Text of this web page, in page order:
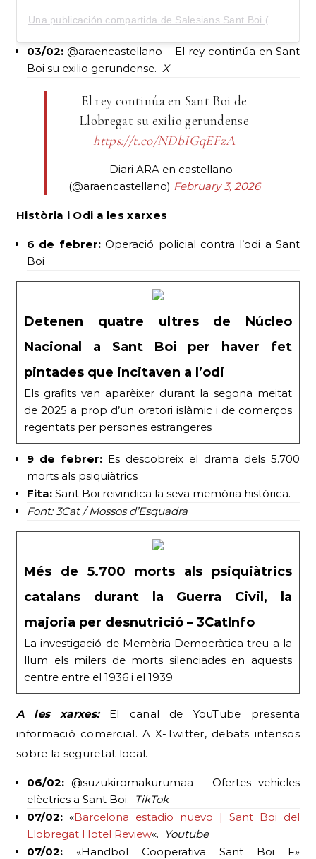
03/02: @araencastellano – El rey continúa en Sant
Boi su exilio gerundense. X
El rey continúa en Sant Boi de
Llobregat su exilio gerundense
https://t.co/NDbIGqEFzA
— Diari ARA en castellano
(@araencastellano) February 3, 2026
Història i Odi a les xarxes
6 de febrer:Operació policial contra l’odi a Sant
Boi
Detenen quatre ultres de Núcleo
Nacional a Sant Boi per haver fet
pintades que incitaven a l’odi
Els grafits van aparèixer durant la segona meitat
de 2025 a prop d’un oratori islàmic i de comerços
regentats per persones estrangeres
9 de febrer: Es descobreix el drama dels 5.700
morts als psiquiàtrics
Fita: Sant Boi reivindica la seva memòria històrica.
Font: 3Cat / Mossos d’Esquadra
Més de 5.700 morts als psiquiàtrics
catalans durant la Guerra Civil, la
majoria per desnutrició – 3CatInfo
La investigació de Memòria Democràtica treu a la
llum els milers de morts silenciades en aquests
centre entre el 1936 i el 1939
A les xarxes: El canal de YouTube presenta
informació comercial. A X-Twitter, debats intensos
sobre la seguretat local.
06/02: @suzukiromakurumaa – Ofertes vehicles
elèctrics a Sant Boi. TikTok
07/02: «Barcelona estadio nuevo | Sant Boi del
Llobregat Hotel Review«. Youtube
07/02: «Handbol Cooperativa Sant Boi F»